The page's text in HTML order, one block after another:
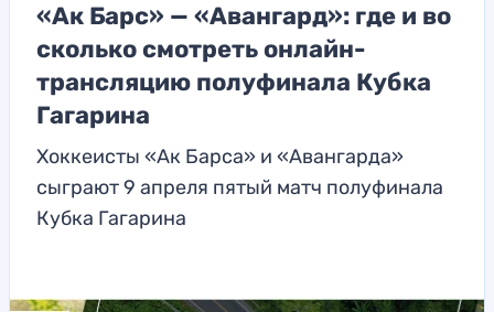
«Ак Барс» — «Авангард»: где и во
сколько смотреть онлайн-
трансляцию полуфинала Кубка
Гагарина
Хоккеисты «Ак Барса» и «Авангарда»
сыграют 9 апреля пятый матч полуфинала
Кубка Гагарина